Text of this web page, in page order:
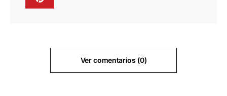
Ver comentarios (0)